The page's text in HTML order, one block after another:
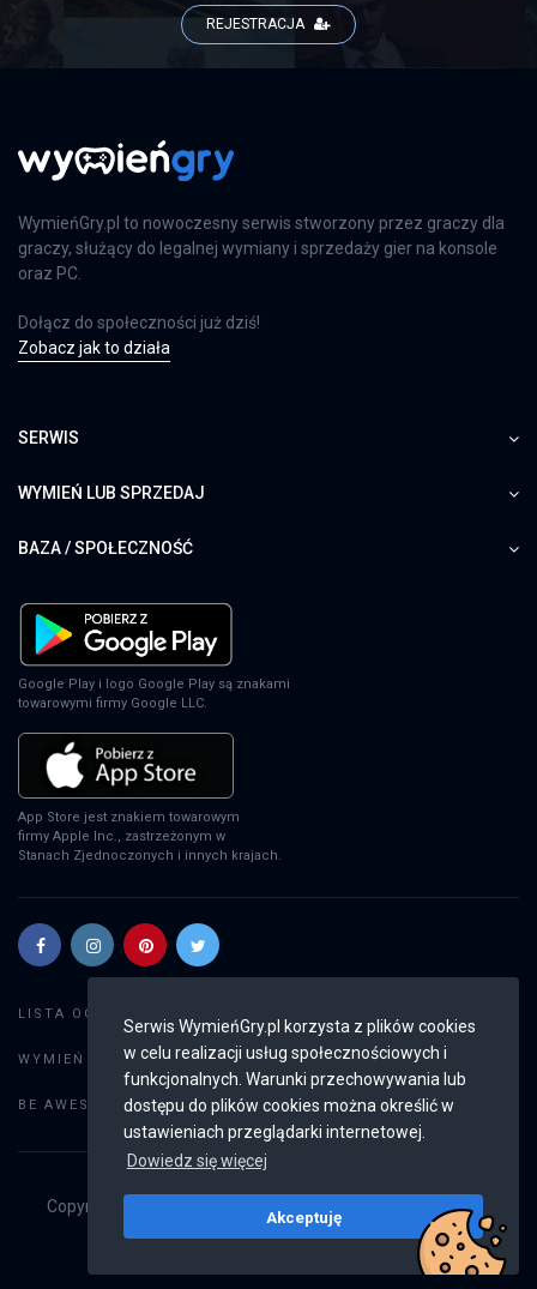
Serwis WymieńGry.pl korzysta z plików cookies
w celu realizacji usług społecznościowych i
funkcjonalnych. Warunki przechowywania lub
dostępu do plików cookies można określić w
ustawieniach przeglądarki internetowej.
Dowiedz się więcej
Akceptuję
REJESTRACJA
WymieńGry.pl to nowoczesny serwis stworzony przez graczy dla
graczy, służący do legalnej wymiany i sprzedaży gier na konsole
oraz PC.
Dołącz do społeczności już dziś!
Zobacz jak to działa
SERWIS
WYMIEŃ LUB SPRZEDAJ
BAZA / SPOŁECZNOŚĆ
Google Play i logo Google Play są znakami
towarowymi firmy Google LLC.
App Store jest znakiem towarowym
firmy Apple Inc., zastrzeżonym w
Stanach Zjednoczonych i innych krajach.
LISTA OGŁOSZEŃ:
WYMIEŃ GRY: Dodaj ogłoszenie
BE AWESOME: Weryfikacja konta
Copyright © 2019 - 2026
Wszystkie prawa
v2.8.4